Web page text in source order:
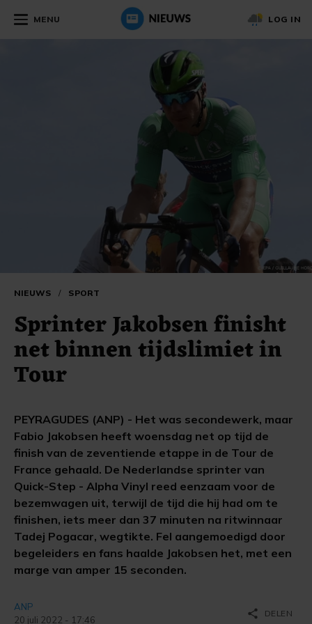
MENU LOG IN
NIEUWS / SPORT
Sprinter Jakobsen finisht
net binnen tijdslimiet in
Tour
PEYRAGUDES (ANP) - Het was secondewerk, maar
Fabio Jakobsen heeft woensdag net op tijd de
finish van de zeventiende etappe in de Tour de
France gehaald. De Nederlandse sprinter van
Quick-Step - Alpha Vinyl reed eenzaam voor de
bezemwagen uit, terwijl de tijd die hij had om te
finishen, iets meer dan 37 minuten na ritwinnaar
Tadej Pogacar, wegtikte. Fel aangemoedigd door
begeleiders en fans haalde Jakobsen het, met een
marge van amper 15 seconden.
ANP
20 juli 2022 - 17:46
share DELEN